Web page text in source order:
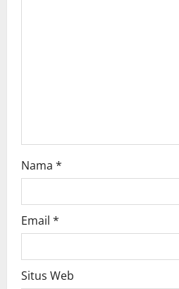
Nama *
Email *
Situs Web